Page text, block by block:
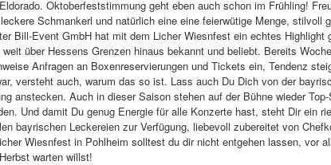
Oktoberfeststimmung geht eben auch schon im Frühling!
Schmankerl und natürlich eine eine feierwütige Menge, stilvoll
Bill-Event GmbH hat mit dem Licher Wiesnfest ein echtes
weit über Hessens Grenzen hinaus bekannt und beliebt. Bereits
Anfragen an Boxenreservierungen und Tickets ein, Tendenz
versteht auch, warum das so ist. Lass auch Du Dich von der
anstecken. Auch in dieser Saison stehen auf der Bühne wieder
Und damit Du genug Energie für alle Konzerte hast, steht Dir ein
bayrischen Leckereien zur Verfügung, liebevoll zubereitet von
Wiesnfest in Pohlheim solltest du dir nicht entgehen lassen, vor
warten willst!